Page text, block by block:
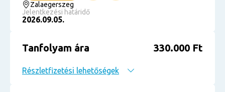
Zalaegerszeg
Jelentkezési határidő
2026.09.05.
Tanfolyam ára 330.000 Ft
Részletfizetési lehetőségek